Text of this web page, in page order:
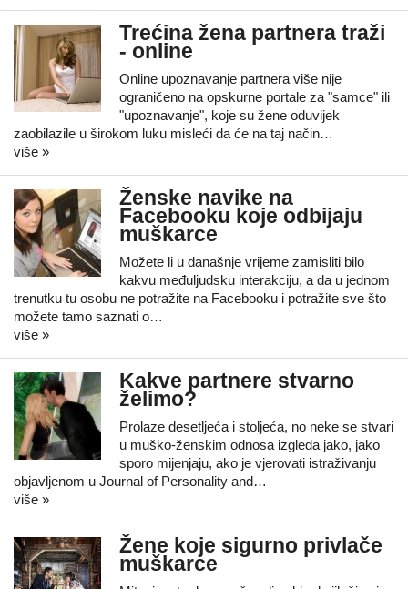
Trećina žena partnera traži
- online
Online upoznavanje partnera više nije
ograničeno na opskurne portale za "samce" ili
"upoznavanje", koje su žene oduvijek
zaobilazile u širokom luku misleći da će na taj način…
više »
Ženske navike na
Facebooku koje odbijaju
muškarce
Možete li u današnje vrijeme zamisliti bilo
kakvu međuljudsku interakciju, a da u jednom
trenutku tu osobu ne potražite na Facebooku i potražite sve što
možete tamo saznati o…
više »
Kakve partnere stvarno
želimo?
Prolaze desetljeća i stoljeća, no neke se stvari
u muško-ženskim odnosa izgleda jako, jako
sporo mijenjaju, ako je vjerovati istraživanju
objavljenom u Journal of Personality and…
više »
Žene koje sigurno privlače
muškarce